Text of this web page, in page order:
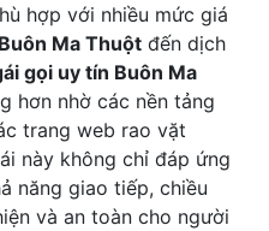
hợp với nhiều mức giá
Ma Thuột đến dịch
gọi uy tín Buôn Ma
hơn nhờ các nền tảng
trang web rao vặt
này không chỉ đáp ứng
năng giao tiếp, chiều
và an toàn cho người